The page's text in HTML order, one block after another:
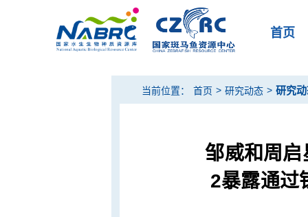
首页
当前位置： 首页 > 研究动态 > 研究
邹威和周
2暴露通过